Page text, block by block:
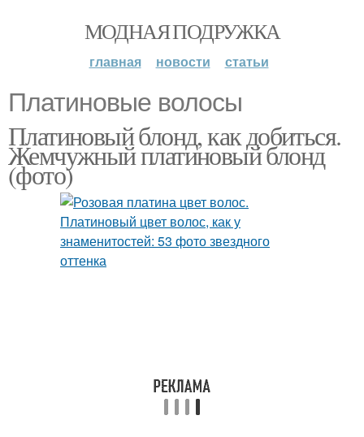
МОДНАЯ ПОДРУЖКА
главная новости статьи
Платиновые волосы
Платиновый блонд, как добиться.
Жемчужный платиновый блонд
(фото)